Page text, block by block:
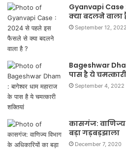
Gyanvapi
क्या बदलने वाला
September 12, 2022
Bageshwar
पास है ये
September 4, 2022
कासगंज: वाणिज्य
बड़ा गड़बड़झाला
December 7, 2020